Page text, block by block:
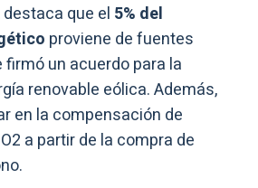
destaca que el 5% del
proviene de fuentes
un acuerdo para la
renovable eólica. Además,
en la compensación de
a partir de la compra de